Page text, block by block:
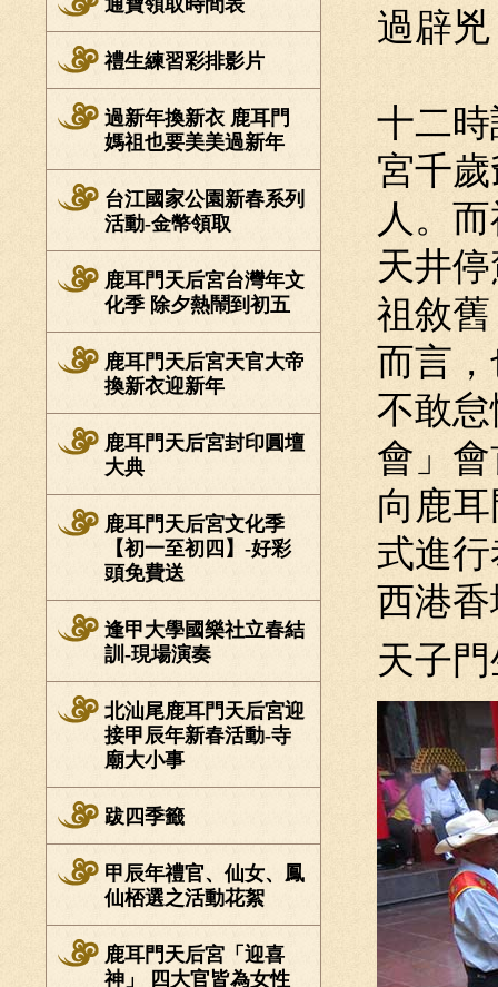
通寶領取時間表
禮生練習彩排影片
過新年換新衣 鹿耳門
媽祖也要美美過新年
台江國家公園新春系列
活動-金幣領取
鹿耳門天后宮台灣年文
化季 除夕熱鬧到初五
鹿耳門天后宮天官大帝
換新衣迎新年
鹿耳門天后宮封印圓壇
大典
鹿耳門天后宮文化季
【初一至初四】-好彩
頭免費送
逢甲大學國樂社立春結
訓-現場演奏
北汕尾鹿耳門天后宮迎
接甲辰年新春活動-寺
廟大小事
跋四季籤
甲辰年禮官、仙女、鳳
仙桮選之活動花絮
鹿耳門天后宮「迎喜
神」 四大官皆為女性
過辟
十二
宮千
人。
天井
祖敘
而言
不敢
會」
向鹿
式進
西港
天子